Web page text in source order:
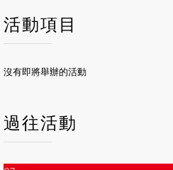
活動項目
沒有即將舉辦的活動
過往活動